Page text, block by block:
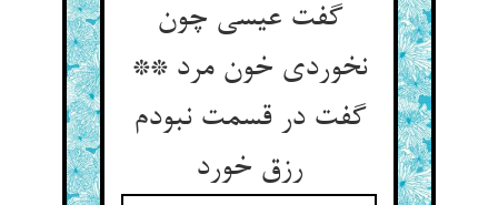
گفت عیسی چون
نخوردی خون مرد **
گفت در قسمت نبودم
رزق خورد